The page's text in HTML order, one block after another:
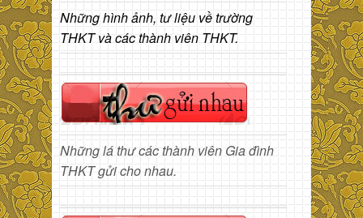
Những hình ảnh, tư liệu về trường
THKT và các thành viên THKT.
Những lá thư các thành viên Gia đình
THKT gửi cho nhau.